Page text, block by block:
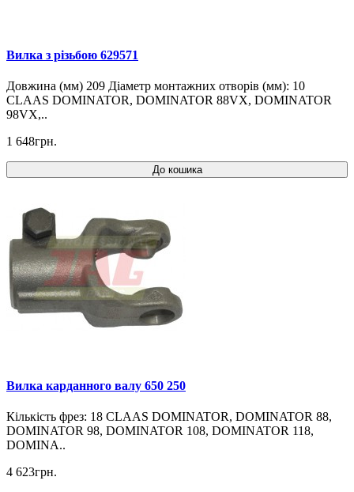
Вилка з різьбою 629571
Довжина (мм) 209 Діаметр монтажних отворів (мм): 10
CLAAS DOMINATOR, DOMINATOR 88VX, DOMINATOR
98VX,..
1 648грн.
До кошика
Вилка карданного валу 650 250
Кількість фрез: 18 CLAAS DOMINATOR, DOMINATOR 88,
DOMINATOR 98, DOMINATOR 108, DOMINATOR 118,
DOMINA..
4 623грн.